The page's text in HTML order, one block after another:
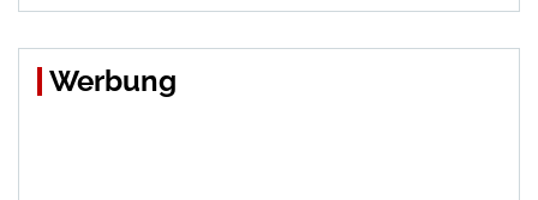
Werbung